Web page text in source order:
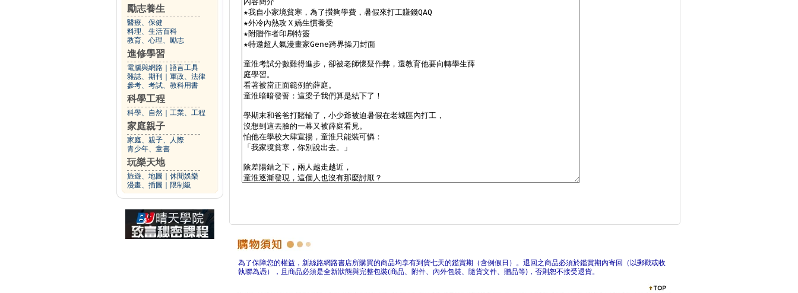
勵志養生
醫療、保健
料理、生活百科
教育、心理、勵志
進修學習
電腦與網路
語言工具
雜誌、期刊
軍政、法律
參考、考試、教科用書
科學工程
科學、自然 工業、工程
家庭親子
家庭、親子、人際
青少年、童書
玩樂天地
旅遊、地圖
休閒娛樂
漫畫、插圖
限制級
為了保障您的權益，新絲路網路書店所購買的商品均享有到貨七天的鑑賞期（含例假日）。退回之商品必須於鑑賞期內寄回（以郵戳或收
執聯為憑），且商品必須是全新狀態與完整包裝(商品、附件、內外包裝、隨貨文件、贈品等)，否則恕不接受退貨。